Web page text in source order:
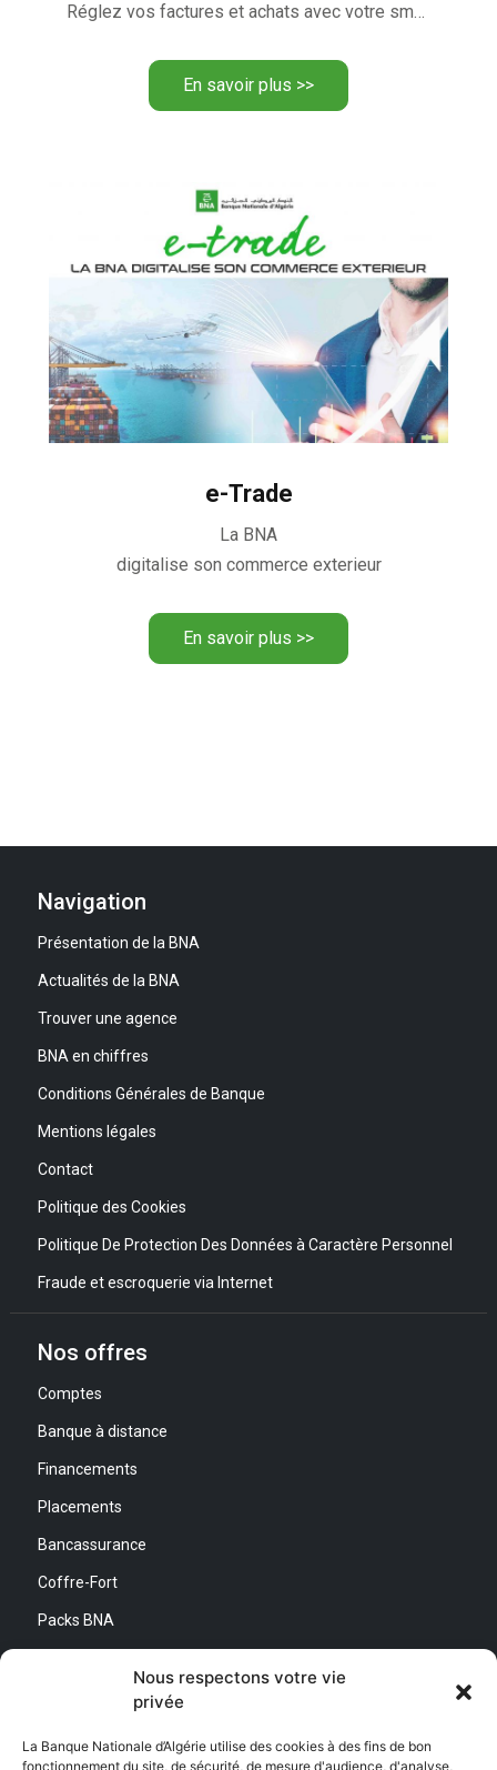
Nous respectons votre vie
privée
La Banque Nationale d’Algérie utilise des cookies à des fins de bon
fonctionnement du site, de sécurité, de mesure d'audience, d'analyse,
Réglez vos factures et achats avec votre smartphone
En savoir plus >>
e-Trade
La BNA
digitalise son commerce exterieur
En savoir plus >>
Navigation
Présentation de la BNA
Actualités de la BNA
Trouver une agence
BNA en chiffres
Conditions Générales de Banque
Mentions légales
Contact
Politique des Cookies
Politique De Protection Des Données à Caractère Personnel
Fraude et escroquerie via Internet
Nos offres
Comptes
Banque à distance
Financements
Placements
Bancassurance
Coffre-Fort
Packs BNA